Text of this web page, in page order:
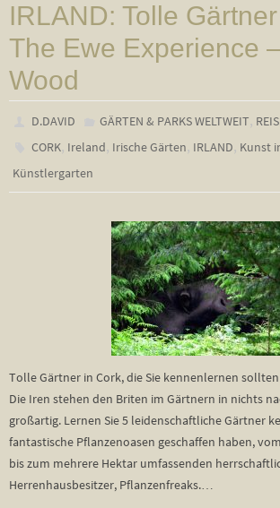
IRLAND: Tolle
The Ewe Experience
Wood
D.DAVID GÄRTEN & PARKS WELTWEIT,
CORK, Ireland, Irische Gärten, IRLAND, Kunst
Künstlergarten
Tolle Gärtner in Cork, die Sie kennenlernen
Die Iren stehen den Briten im Gärtnern in nichts
großartig. Lernen Sie 5 leidenschaftliche Gärtner
fantastische Pflanzenoasen geschaffen haben,
bis zum mehrere Hektar umfassenden
Herrenhausbesitzer, Pflanzenfreaks.…